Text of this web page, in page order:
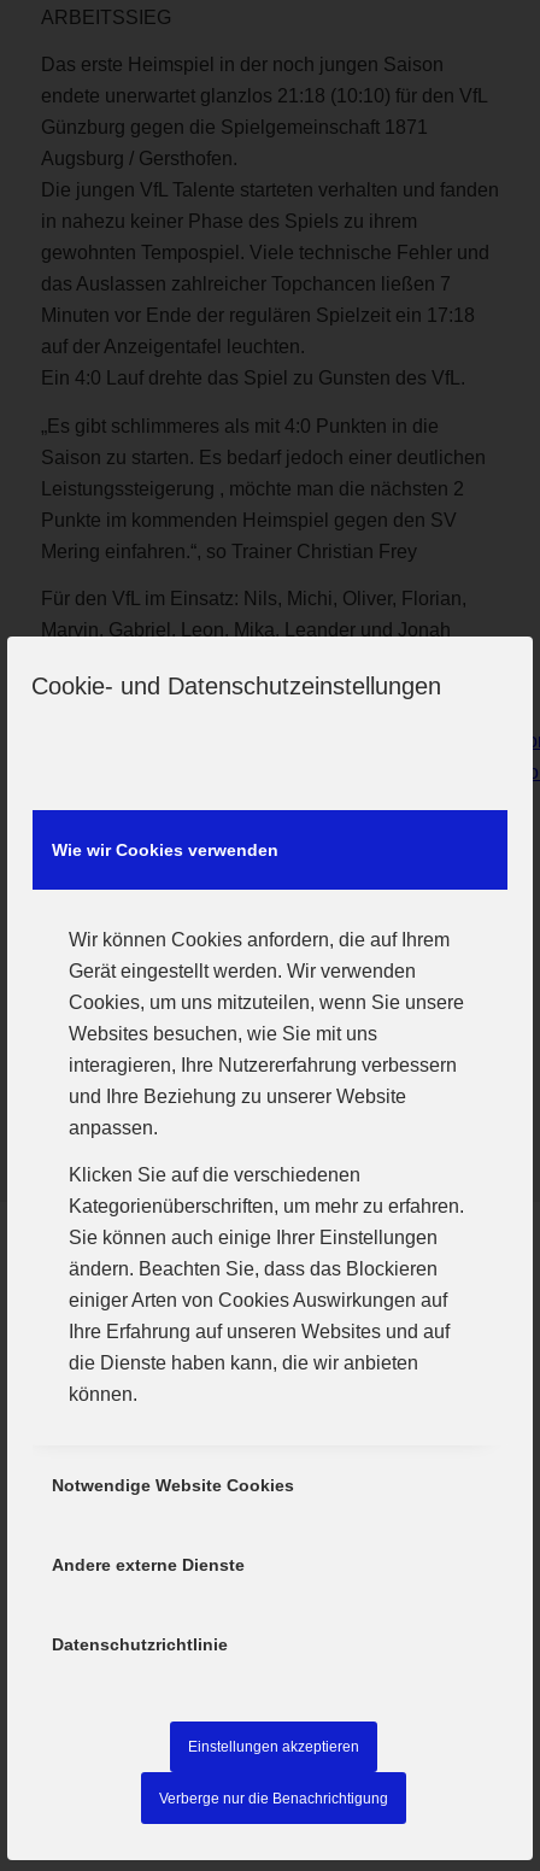
Cookie- und Datenschutzeinstellungen
Wie wir Cookies verwenden
Wir können Cookies anfordern, die auf Ihrem
Gerät eingestellt werden. Wir verwenden
Cookies, um uns mitzuteilen, wenn Sie unsere
Websites besuchen, wie Sie mit uns
interagieren, Ihre Nutzererfahrung verbessern
und Ihre Beziehung zu unserer Website
anpassen.
Klicken Sie auf die verschiedenen
Kategorienüberschriften, um mehr zu erfahren.
Sie können auch einige Ihrer Einstellungen
ändern. Beachten Sie, dass das Blockieren
einiger Arten von Cookies Auswirkungen auf
Ihre Erfahrung auf unseren Websites und auf
die Dienste haben kann, die wir anbieten
können.
Notwendige Website Cookies
Andere externe Dienste
Datenschutzrichtlinie
Einstellungen akzeptieren
Verberge nur die Benachrichtigung
ARBEITSSIEG
Das erste Heimspiel in der noch jungen Saison
endete unerwartet glanzlos 21:18 (10:10) für den VfL
Günzburg gegen die Spielgemeinschaft 1871
Augsburg / Gersthofen.
Die jungen VfL Talente starteten verhalten und fanden
in nahezu keiner Phase des Spiels zu ihrem
gewohnten Tempospiel. Viele technische Fehler und
das Auslassen zahlreicher Topchancen ließen 7
Minuten vor Ende der regulären Spielzeit ein 17:18
auf der Anzeigentafel leuchten.
Ein 4:0 Lauf drehte das Spiel zu Gunsten des VfL.
„Es gibt schlimmeres als mit 4:0 Punkten in die
Saison zu starten. Es bedarf jedoch einer deutlichen
Leistungssteigerung , möchte man die nächsten 2
Punkte im kommenden Heimspiel gegen den SV
Mering einfahren.“, so Trainer Christian Frey
Für den VfL im Einsatz: Nils, Michi, Oliver, Florian,
Marvin, Gabriel, Leon, Mika, Leander und Jonah
Hier geht’s zum Spielbericht:
bin/WebObjects/nuLigaHBDE.woa/wa/